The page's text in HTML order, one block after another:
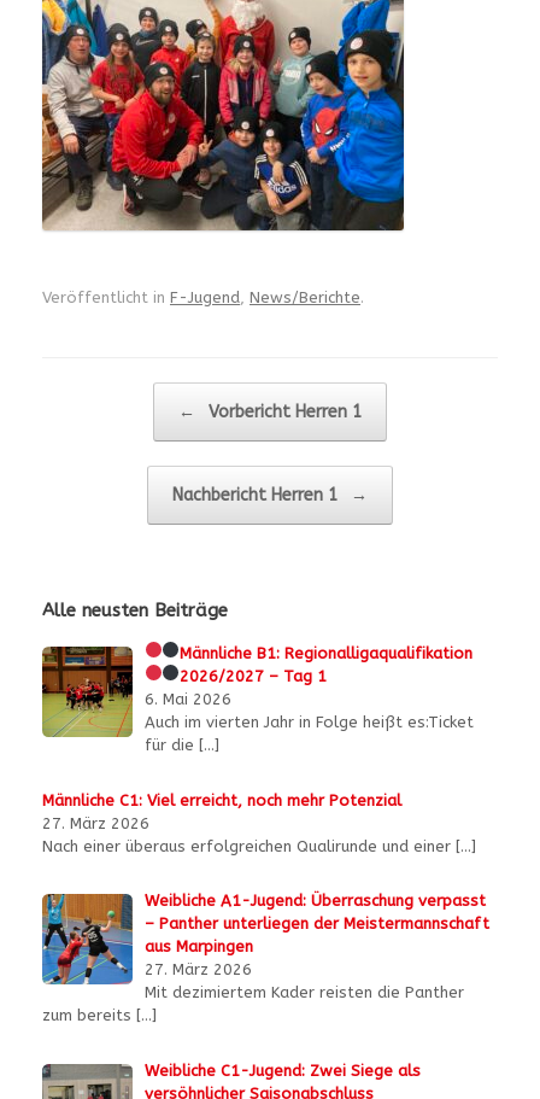
Veröffentlicht in F-Jugend, News/Berichte.
← Vorbericht Herren 1
Nachbericht Herren 1 →
Alle neusten Beiträge
Männliche B1:Regionalligaqualifikation
2026/2027 – Tag 1
6. Mai 2026
Auch im vierten Jahr in Folge heißt es:Ticket
für die […]
Männliche C1: Viel erreicht, noch mehr Potenzial
27. März 2026
Nach einer überaus erfolgreichen Qualirunde und einer […]
Weibliche A1-Jugend: Überraschung verpasst
– Panther unterliegen der Meistermannschaft
aus Marpingen
27. März 2026
Mit dezimiertem Kader reisten die Panther
zum bereits […]
Weibliche C1-Jugend: Zwei Siege als
versöhnlicher Saisonabschluss